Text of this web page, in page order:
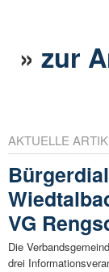
»zur
AKTUELLE
VG
Die
drei